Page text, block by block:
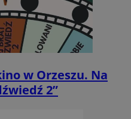
w Orzeszu. Na
2”